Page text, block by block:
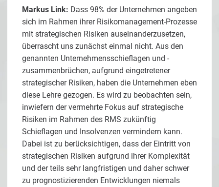
Markus Link: Dass 98% der Unternehmen angeben
sich im Rahmen ihrer Risikomanagement-Prozesse
mit strategischen Risiken auseinanderzusetzen,
überrascht uns zunächst einmal nicht. Aus den
genannten Unternehmensschieflagen und -
zusammenbrüchen, aufgrund eingetretener
strategischer Risiken, haben die Unternehmen eben
diese Lehre gezogen. Es wird zu beobachten sein,
inwiefern der vermehrte Fokus auf strategische
Risiken im Rahmen des RMS zukünftig
Schieflagen und Insolvenzen vermindern kann.
Dabei ist zu berücksichtigen, dass der Eintritt von
strategischen Risiken aufgrund ihrer Komplexität
und der teils sehr langfristigen und daher schwer
zu prognostizierenden Entwicklungen niemals